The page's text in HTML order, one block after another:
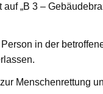
„B 3 –
in der
Menschenrettung